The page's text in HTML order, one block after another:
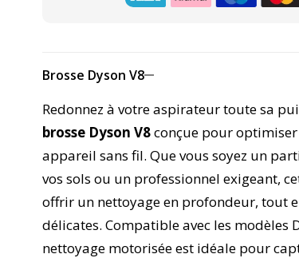
Brosse Dyson V8
Redonnez à votre aspirateur toute sa
brosse Dyson V8conçue pour
appareil sans fil. Que vous soyez un
vos sols ou un professionnel exigeant,
offrir un nettoyage en profondeur, tout
délicates. Compatible avec les modèles
nettoyage motorisée est idéale pour